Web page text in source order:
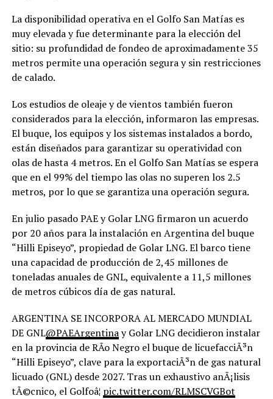
La disponibilidad operativa en el Golfo San Matías es
muy elevada y fue determinante para la elección del
sitio: su profundidad de fondeo de aproximadamente 35
metros permite una operación segura y sin restricciones
de calado.
Los estudios de oleaje y de vientos también fueron
considerados para la elección, informaron las empresas.
El buque, los equipos y los sistemas instalados a bordo,
están diseñados para garantizar su operatividad con
olas de hasta 4 metros. En el Golfo San Matías se espera
que en el 99% del tiempo las olas no superen los 2.5
metros, por lo que se garantiza una operación segura.
En julio pasado PAE y Golar LNG firmaron un acuerdo
por 20 años para la instalación en Argentina del buque
“Hilli Episeyo”, propiedad de Golar LNG. El barco tiene
una capacidad de producción de 2,45 millones de
toneladas anuales de GNL, equivalente a 11,5 millones
de metros cúbicos día de gas natural.
ARGENTINA SE INCORPORA AL MERCADO MUNDIAL
DE GNL@PAEArgentinay Golar LNG decidieron instalar
en la provincia de RÃ­o Negro el buque de licuefacciÃ³n
“Hilli Episeyo”, clave para la exportaciÃ³n de gas natural
licuado (GNL) desde 2027. Tras un exhaustivo anÃ¡lisis
tÃ©cnico, el Golfoâ¦ pic.twitter.com/RLMSCVGBot